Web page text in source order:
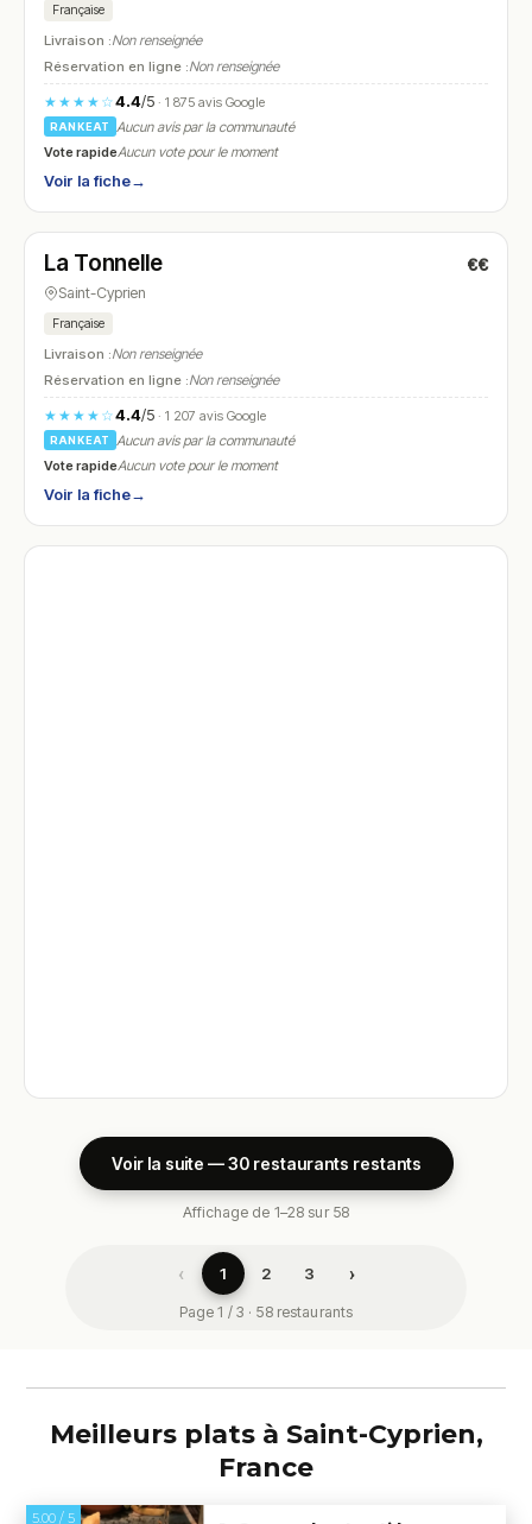
Française
Livraison :Non renseignée
Réservation en ligne :Non renseignée
★★★★☆4.4/5· 1 875 avis Google
RANKEAT
Aucun avis par la communauté
Vote rapideAucun vote pour le moment
Voir la fiche→
N° 28
La Tonnelle €€
Saint-Cyprien
Française
Livraison :Non renseignée
Réservation en ligne :Non renseignée
★★★★☆4.4/5· 1 207 avis Google
RANKEAT
Aucun avis par la communauté
Vote rapideAucun vote pour le moment
Voir la fiche→
Voir la suite — 30 restaurants restants
Affichage de 1–28 sur 58
‹ 1 2 3 ›
Page 1 / 3 · 58 restaurants
Meilleurs plats à Saint-Cyprien,
France
5.00 / 5